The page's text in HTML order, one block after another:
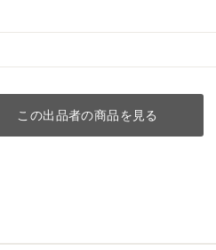
この出品者の商品を見る